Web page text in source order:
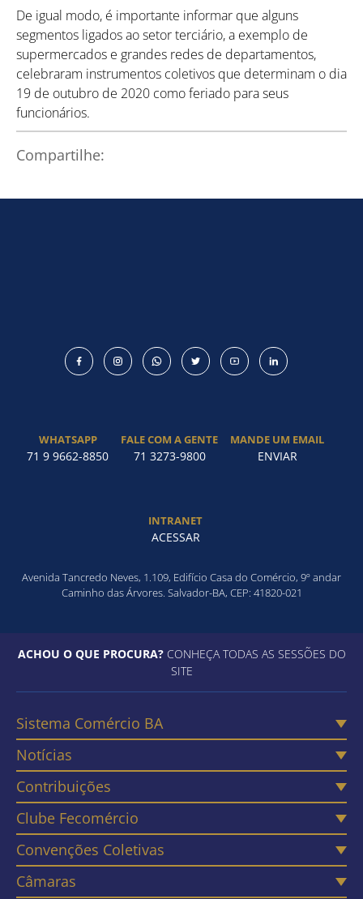
De igual modo, é importante informar que alguns
segmentos ligados ao setor terciário, a exemplo de
supermercados e grandes redes de departamentos,
celebraram instrumentos coletivos que determinam o dia
19 de outubro de 2020 como feriado para seus
funcionários.
Compartilhe:
WHATSAPP
71 9 9662-8850
FALE COM A GENTE
71 3273-9800
MANDE UM EMAIL
ENVIAR
INTRANET
ACESSAR
Avenida Tancredo Neves, 1.109, Edifício Casa do Comércio, 9º andar
Caminho das Árvores. Salvador-BA, CEP: 41820-021
ACHOU O QUE PROCURA?CONHEÇA TODAS AS SESSÕES DO
SITE
Sistema Comércio BA
Notícias
Contribuições
Clube Fecomércio
Convenções Coletivas
Câmaras